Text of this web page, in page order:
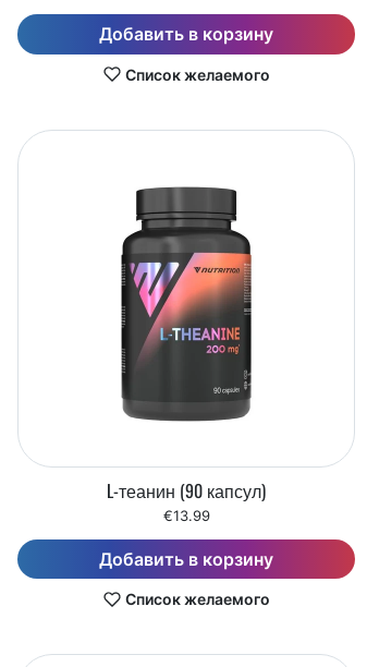
Добавить в корзину
Список желаемого
L-теанин (90 капсул)
€13.99
Добавить в корзину
Список желаемого